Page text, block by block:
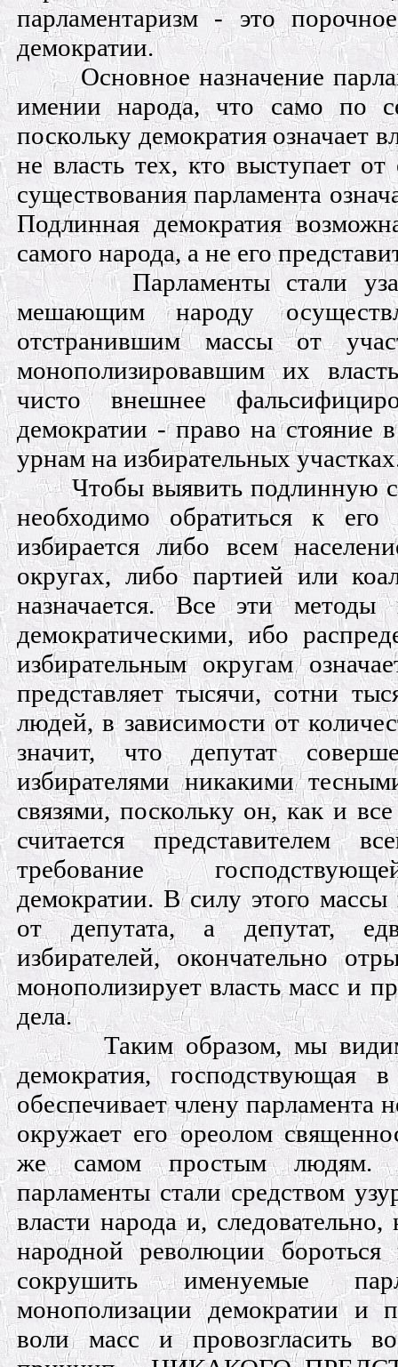
парламентаризм - это
демократии.
Основное назначение
имении народа, что само по
поскольку демократия означает
не власть тех, кто выступает
существования парламента
Подлинная демократия
самого народа, а не его
Парламенты стали
мешающим народу
отстранившим массы от
монополизировавшим их
чисто внешнее
демократии - право на стояние
урнам на избирательных
Чтобы выявить подлинную
необходимо обратиться к его
избирается либо всем
округах, либо партией или
назначается. Все эти методы
демократическими, ибо
избирательным округам
представляет тысячи, сотни
людей, в зависимости от
значит, что депутат
избирателями никакими
связями, поскольку он, как и
считается представителем
требование
демократии. В силу этого
от депутата, а депутат,
избирателей, окончательно
монополизирует власть масс и
дела.
Таким образом, мы
демократия, господствующая
обеспечивает члену парламента
окружает его ореолом
же самом простым людям.
парламенты стали средством
власти народа и,
народной революции
сокрушить именуемые
монополизации демократии и
воли масс и провозгласить